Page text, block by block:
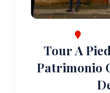
Tour A
Patrimonio